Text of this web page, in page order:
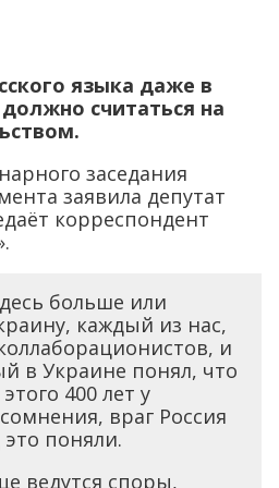
языка даже в
считаться на
заседания
заявила депутат
корреспондент
больше или
каждый из нас,
и
в Украине понял, что
400 лет у
враг Россия
поняли.
ведутся споры,